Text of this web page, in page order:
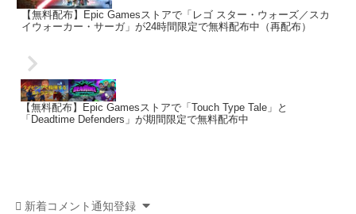
【無料配布】Epic Gamesストアで「レゴ スター・ウォーズ／スカ
イウォーカー・サーガ」が24時間限定で無料配布中（再配布）
【無料配布】Epic Gamesストアで「Touch Type Tale」と
「Deadtime Defenders」が期間限定で無料配布中
新着コメント通知登録